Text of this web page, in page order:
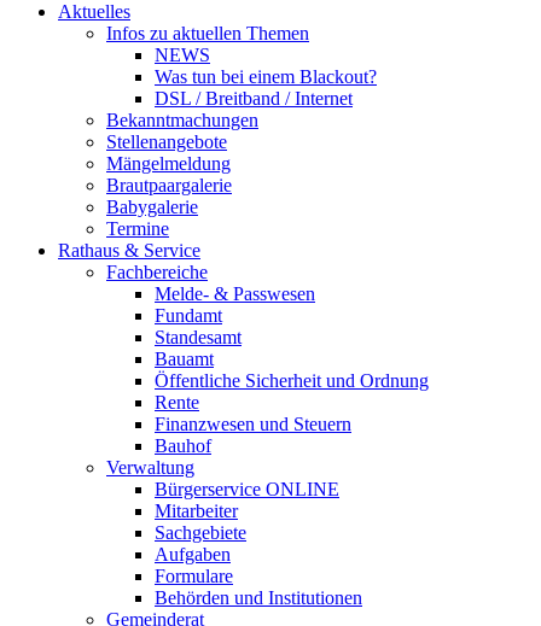
Aktuelles
Infos zu aktuellen Themen
NEWS
Was tun bei einem Blackout?
DSL / Breitband / Internet
Bekanntmachungen
Stellenangebote
Mängelmeldung
Brautpaargalerie
Babygalerie
Termine
Rathaus & Service
Fachbereiche
Melde- & Passwesen
Fundamt
Standesamt
Bauamt
Öffentliche Sicherheit und Ordnung
Rente
Finanzwesen und Steuern
Bauhof
Verwaltung
Bürgerservice ONLINE
Mitarbeiter
Sachgebiete
Aufgaben
Formulare
Behörden und Institutionen
Gemeinderat